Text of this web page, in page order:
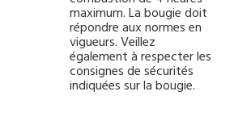
maximum. La bougie doit
répondre aux normes en
vigueurs. Veillez
également à respecter les
consignes de sécurités
indiquées sur la bougie.